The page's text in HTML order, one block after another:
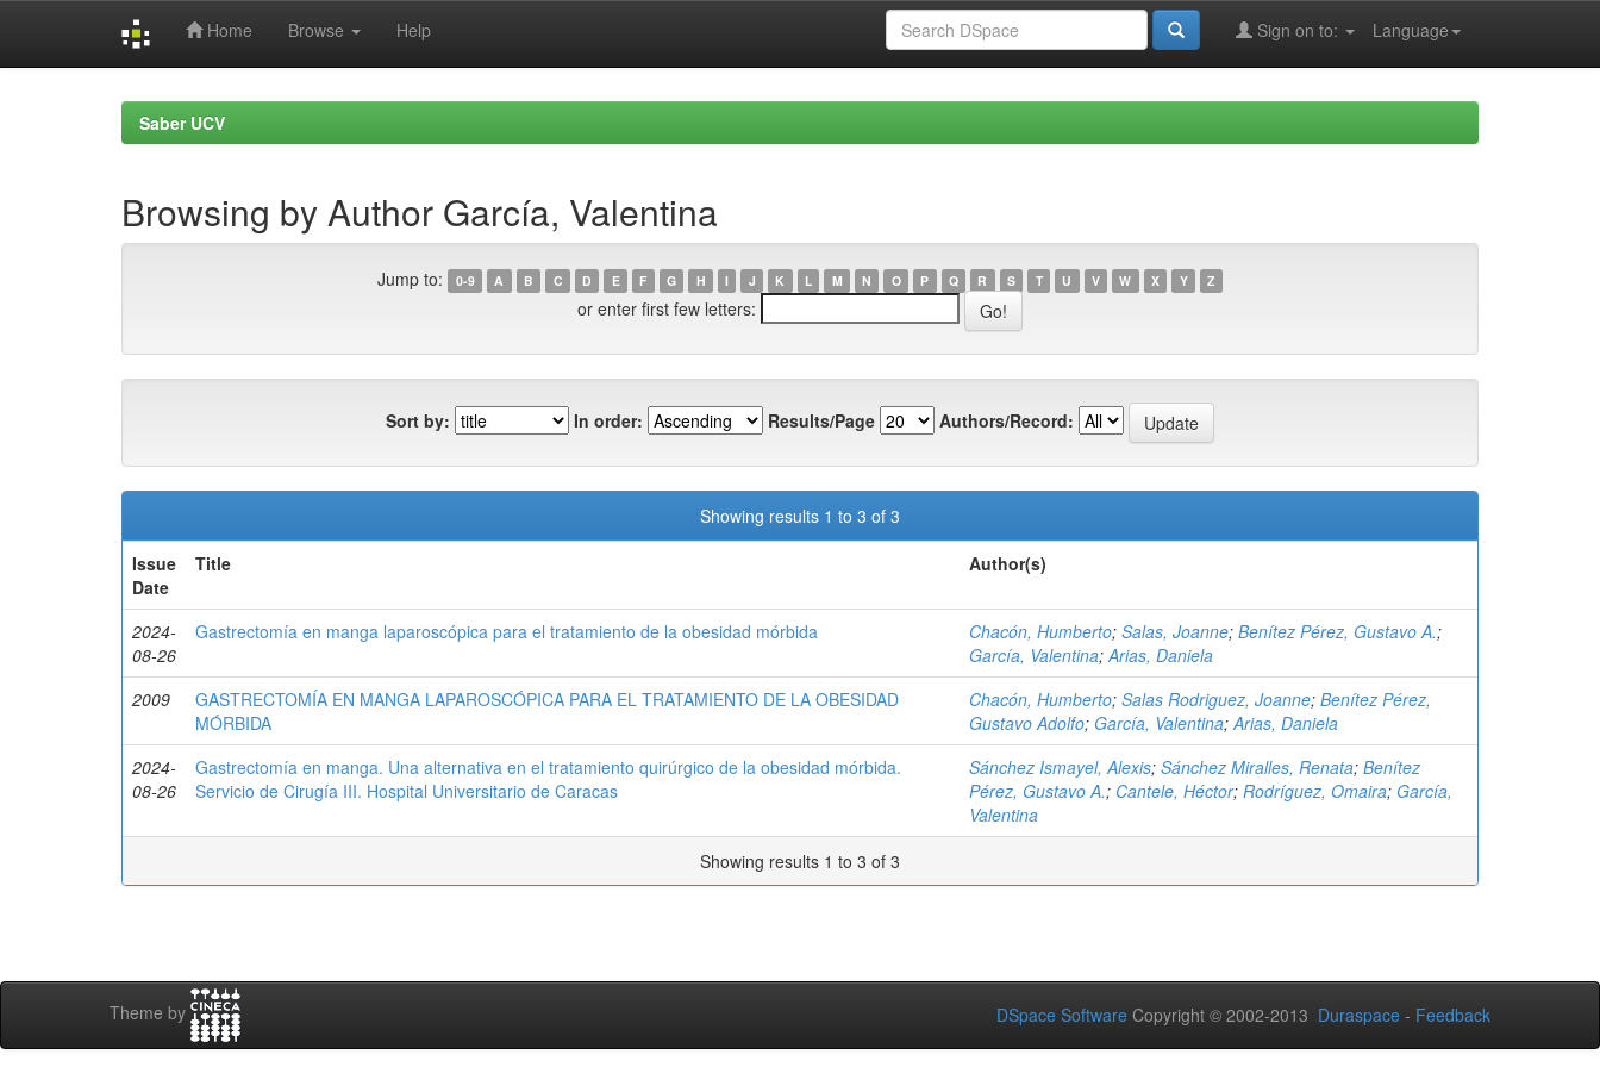
Home Browse Help Language
Sign on to:
Saber UCV
Browsing by Author García, Valentina
Jump to: 0-9 A B C D E F G H I J K L M N O P Q R S T U V W X Y Z
or enter first few letters:
Sort by: In order: Results/Page Authors/Record:
Showing results 1 to 3 of 3
Issue
Date
Title Author(s)
2024-
08-26
Gastrectomía en manga laparoscópica para el tratamiento de la obesidad mórbida Chacón, Humberto; Salas, Joanne; Benítez Pérez, Gustavo A.;
García, Valentina;Arias, Daniela
2009
GASTRECTOMÍA EN MANGA LAPAROSCÓPICA PARA EL TRATAMIENTO DE LA OBESIDAD
MÓRBIDA
Chacón, Humberto; Salas Rodriguez, Joanne; Benítez Pérez,
Gustavo Adolfo; García, Valentina;Arias, Daniela
2024-
08-26
Gastrectomía en manga. Una alternativa en el tratamiento quirúrgico de la obesidad mórbida.
Servicio de Cirugía III. Hospital Universitario de Caracas
Sánchez Ismayel, Alexis; Sánchez Miralles, Renata; Benítez
Pérez, Gustavo A.; Cantele, Héctor; Rodríguez, Omaira; García,
Valentina
Showing results 1 to 3 of 3
Theme by DSpace Software Copyright © 2002-2013 Duraspace - Feedback